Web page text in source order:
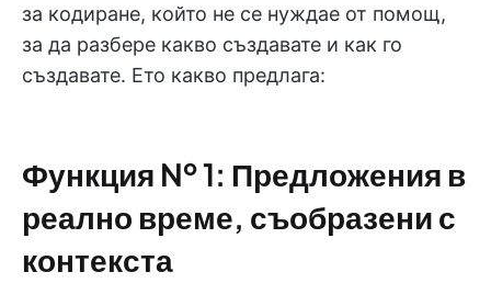
за кодиране, който не се нуждае от помощ,
за да разбере какво създавате и как го
създавате. Ето какво предлага:
Функция № 1: Предложения в
реално време, съобразени с
контекста